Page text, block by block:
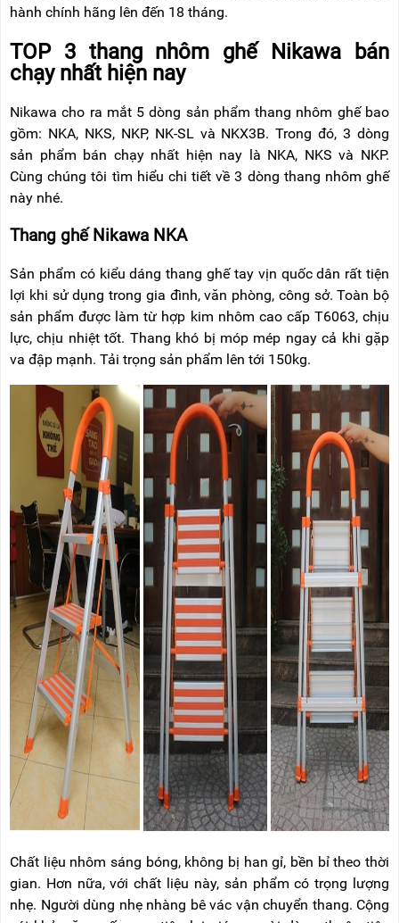
hành chính hãng lên đến 18 tháng.
TOP 3 thang nhôm ghế Nikawa bán
chạy nhất hiện nay
Nikawa cho ra mắt 5 dòng sản phẩm thang nhôm ghế bao
gồm: NKA, NKS, NKP, NK-SL và NKX3B. Trong đó, 3 dòng
sản phẩm bán chạy nhất hiện nay là NKA, NKS và NKP.
Cùng chúng tôi tìm hiểu chi tiết về 3 dòng thang nhôm ghế
này nhé.
Thang ghế Nikawa NKA
Sản phẩm có kiểu dáng thang ghế tay vịn quốc dân rất tiện
lợi khi sử dụng trong gia đình, văn phòng, công sở. Toàn bộ
sản phẩm được làm từ hợp kim nhôm cao cấp T6063, chịu
lực, chịu nhiệt tốt. Thang khó bị móp mép ngay cả khi gặp
va đập mạnh. Tải trọng sản phẩm lên tới 150kg.
Chất liệu nhôm sáng bóng, không bị han gỉ, bền bỉ theo thời
gian. Hơn nữa, với chất liệu này, sản phẩm có trọng lượng
nhẹ. Người dùng nhẹ nhàng bê vác vận chuyển thang. Cộng